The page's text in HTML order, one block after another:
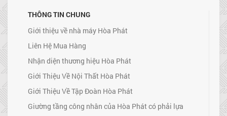
THÔNG TIN CHUNG
Giới thiệu về nhà máy Hòa Phát
Liên Hệ Mua Hàng
Nhận diện thương hiệu Hòa Phát
Giới Thiệu Về Nội Thất Hòa Phát
Giới Thiệu Về Tập Đoàn Hòa Phát
Giường tầng công nhân của Hòa Phát có phải lựa